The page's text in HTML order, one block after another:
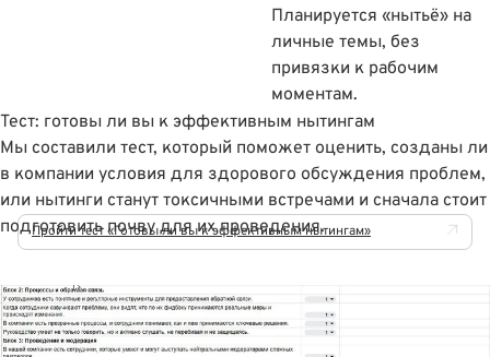
Планируется «нытьё» на
личные темы, без
привязки к рабочим
моментам.
Тест: готовы ли вы к эффективным нытингам
Мы составили тест, который поможет оценить, созданы ли
в компании условия для здорового обсуждения проблем,
или нытинги станут токсичными встречами и сначала стоит
подготовить почву для их проведения.
Пройти тест «Готовы ли вы к эффективным нытингам»